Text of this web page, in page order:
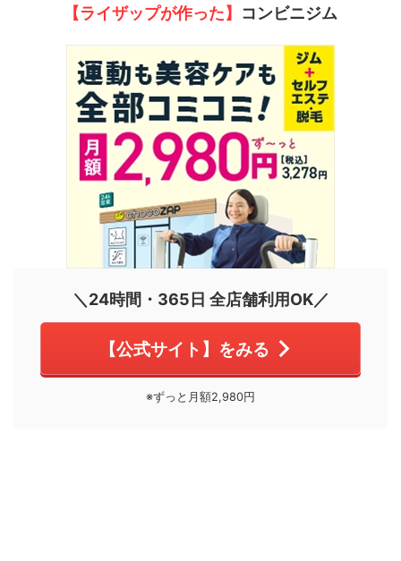
【ライザップが作った】 コンビニジム
＼24時間・365日 全店舗利用OK／
【公式サイト】をみる
※ずっと月額2,980円